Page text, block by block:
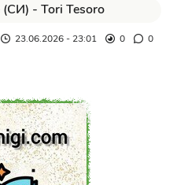
- Tori Tesoro
23.06.2026 - 23:01 0 0